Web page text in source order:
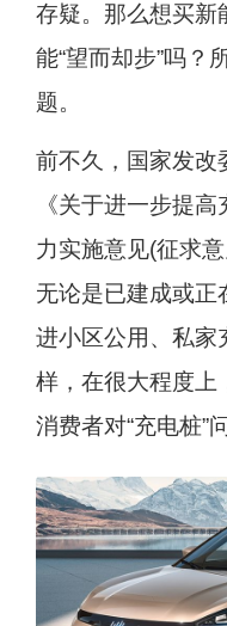
存疑。那么想买新
能“望而却步”吗？
题。
前不久，国家发改
《关于进一步提
力实施意见(征求
无论是已建成或正
进小区公用、私家
样，在很大程度上
消费者对“充电桩”